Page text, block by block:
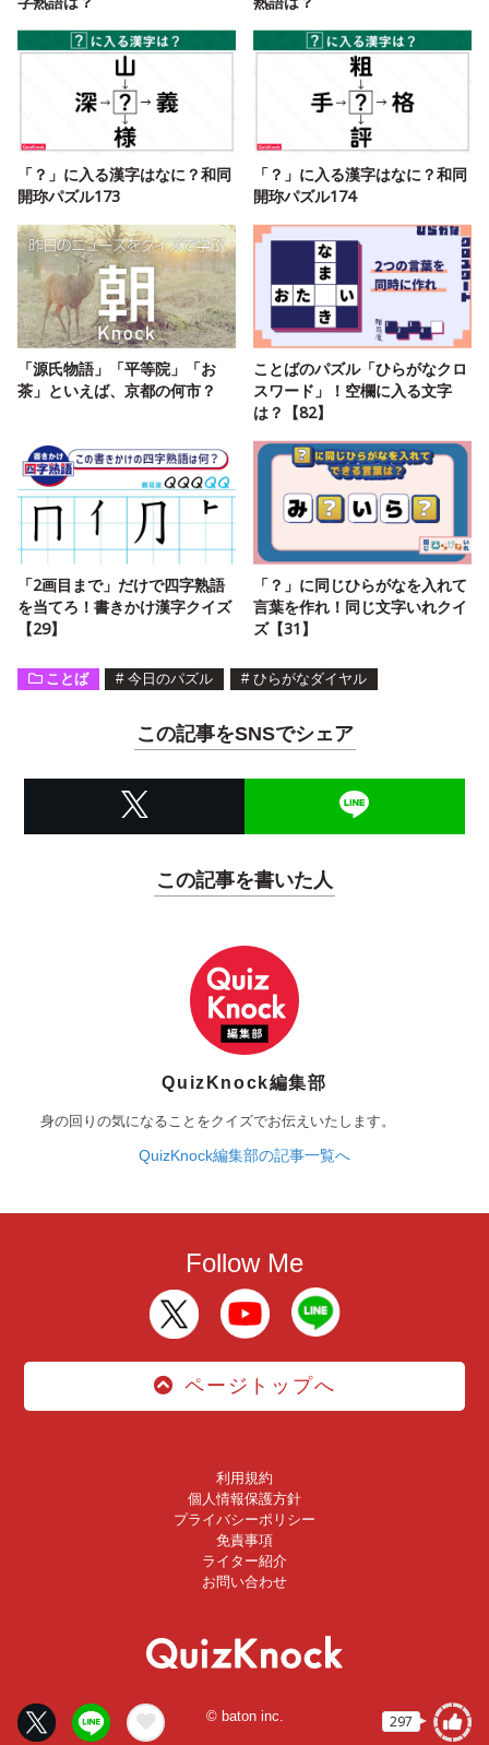
297
「？」に入る漢字はなに？和同
開珎パズル173
「？」に入る漢字はなに？和同
開珎パズル174
「源氏物語」「平等院」「お
茶」といえば、京都の何市？
ことばのパズル「ひらがなクロ
スワード」！空欄に入る文字
は？【82】
「2画目まで」だけで四字熟語
を当てろ！書きかけ漢字クイズ
【29】
「？」に同じひらがなを入れて
言葉を作れ！同じ文字いれクイ
ズ【31】
ことば # 今日のパズル # ひらがなダイヤル
この記事をSNSでシェア
この記事を書いた人
QuizKnock編集部
身の回りの気になることをクイズでお伝えいたします。
QuizKnock編集部の記事一覧へ
Follow Me
ページトップへ
利用規約
個人情報保護方針
プライバシーポリシー
免責事項
ライター紹介
お問い合わせ
© baton inc.